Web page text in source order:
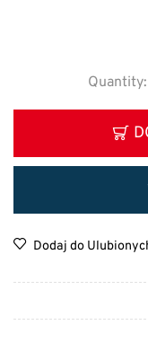
Dodaj do